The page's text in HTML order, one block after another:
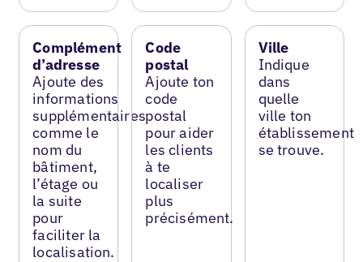
Complément
d’adresse
Ajoute des
informations
supplémentaires
comme le
nom du
bâtiment,
l’étage ou
la suite
pour
faciliter la
localisation.
Code
postal
Ajoute ton
code
postal
pour aider
les clients
à te
localiser
plus
précisément.
Ville
Indique
dans
quelle
ville ton
établissement
se trouve.